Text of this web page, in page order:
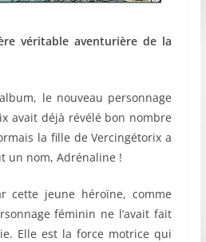
véritable aventurière de la
le nouveau personnage
avait déjà révélé bon nombre
la fille de Vercingétorix a
un nom, Adrénaline !
cette jeune héroïne, comme
féminin ne l’avait fait
Elle est la force motrice qui